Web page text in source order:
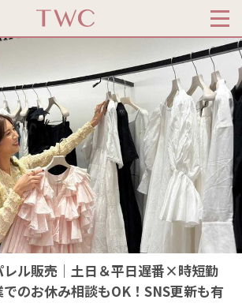
ル販売│土日＆平日遅番×時短勤
のお休み相談もOK！SNS更新も有